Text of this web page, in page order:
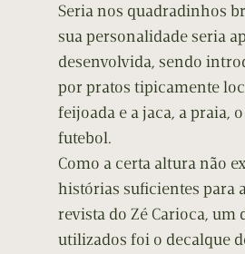
Seria nos quadradinhos
sua personalidade seria
desenvolvida, sendo
por pratos tipicamente
feijoada e a jaca, a praia,
futebol.
Como a certa altura não
histórias suficientes para
revista do Zé Carioca, um
utilizados foi o decalque